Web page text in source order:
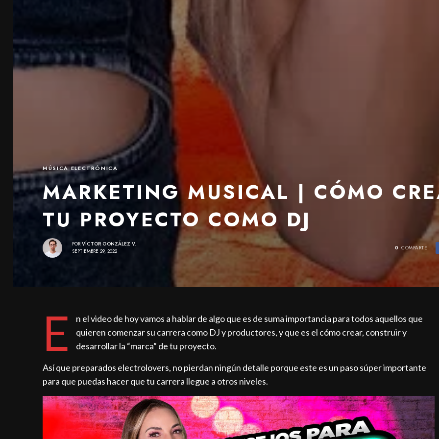
MÚSICA ELECTRÓNICA
MARKETING MUSICAL | CÓMO
TU PROYECTO COMO DJ
POR VÍCTOR GONZÁLEZ V.
SEPTIEMBRE 29, 2022
0 COMPARTE
E
n el video de hoy vamos a hablar de algo que es de suma importancia para todos aquellos que
quieren comenzar su carrera como DJ y productores, y que es el cómo crear, construir y
desarrollar la “marca” de tu proyecto.
Así que preparados electrolovers, no pierdan ningún detalle porque este es un paso súper importante
para que puedas hacer que tu carrera llegue a otros niveles.